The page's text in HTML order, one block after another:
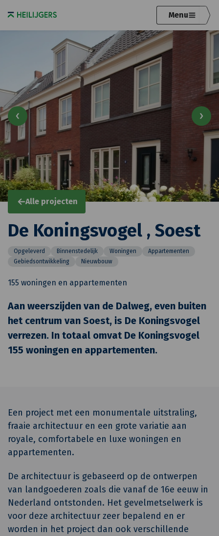
Menu
Alle projecten
De Koningsvogel , Soest
Opgeleverd Binnenstedelijk Woningen
Appartementen
Gebiedsontwikkeling
Nieuwbouw
155 woningen en appartementen
Aan weerszijden van de Dalweg, even buiten
het centrum van Soest, is De Koningsvogel
verrezen. In totaal omvat De Koningsvogel
155 woningen en appartementen.
Een project met een monumentale uitstraling,
fraaie architectuur en een grote variatie aan
royale, comfortabele en luxe woningen en
appartementen.
De architectuur is gebaseerd op de ontwerpen
van landgoederen zoals die vanaf de 16e eeuw in
Nederland ontstonden. Het gevelmetselwerk is
voor deze architectuur zeer bepalend en er
worden in het project dan ook verschillende